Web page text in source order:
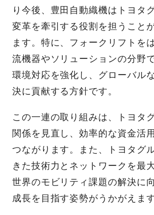
り今後、豊田自動織機はトヨタ
変革を牽引する役割を担うこと
ます。特に、フォークリフトを
流機器やソリューションの分野
環境対応を強化し、グローバル
決に貢献する方針です。
この一連の取り組みは、トヨタ
関係を見直し、効率的な資金活
つながります。また、トヨタグ
きた技術力とネットワークを最
世界のモビリティ課題の解決に
成長を目指す姿勢がうかがえます